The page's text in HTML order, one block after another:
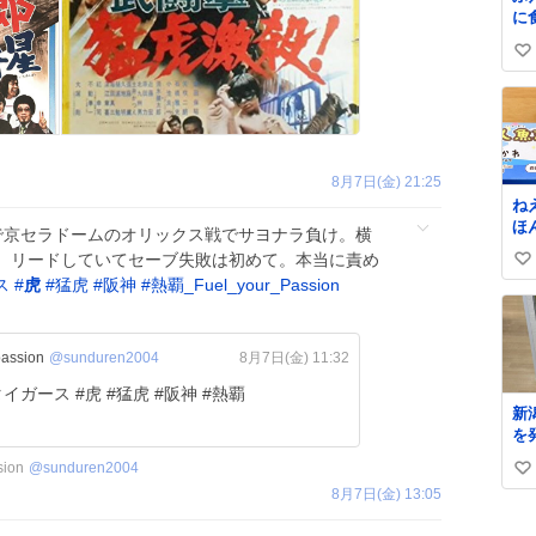
8月7日(金) 21:25
セラドームのオリックス戦でサヨナラ負け。横
リードしていてセーブ失敗は初めて。本当に責め
#虎 #猛虎 #阪神 #熱覇_Fuel_your_Passion
@sunduren2004 8月7日(金) 11:32
ガース #虎 #猛虎 #阪神 #熱覇
@sunduren2004
8月7日(金) 13:05
に
と
む
い
い
自
い
い
数
ね
ほ
私
を
な
か
じ
よ
ッ
と
い
い
ね
新
を
思
い